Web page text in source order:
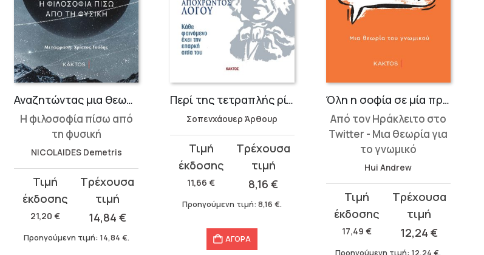
Αναζητώντας μια θεωρία των πάντων
Η φιλοσοφία πίσω από
τη φυσική
NICOLAIDES Demetris
21,20 €
Original
price
was:
21,20 €.
14,84 €
τρέχουσα
τιμή
είναι:
Προηγούμενη τιμή: 14,84 €.
Περί της τετραπλής ρίζας του αποχρώντος λόγου
Σοπενχάουερ Άρθουρ
11,66€
Original
price
was:
11,66 €.
8,16€
τρέχουσα
τιμή
είναι:
Προηγούμενη τιμή:8,16€.
ΑΓΟΡΑ
Όλη η σοφία σε μία πρόταση
Από τον Ηράκλειτο στο
Twitter - Μια θεωρία για
το γνωμικό
Hui Andrew
17,49€
Original
price
was:
17,49 €.
12,24€
τρέχουσα
τιμή
είναι: